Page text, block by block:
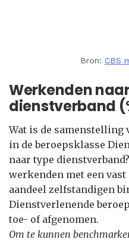
Bron: CBS
Werkenden
dienstverband
Wat is de samenstelling
in de beroepsklasse
naar type
werkenden met een
aandeel zelfstandigen
Dienstverlenende
toe- of afgenomen.
Om te kunnen